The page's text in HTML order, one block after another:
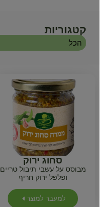
קטגוריות
הכל
סחוג ירוק
מבוסס על עשבי תיבול טריים
ופלפל ירוק חריף
למעבר למוצר